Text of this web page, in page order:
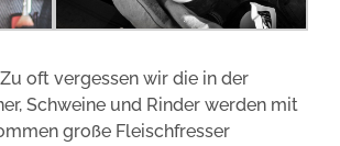
Zu oft vergessen wir die in der
Schweine und Rinder werden mit
große Fleischfresser